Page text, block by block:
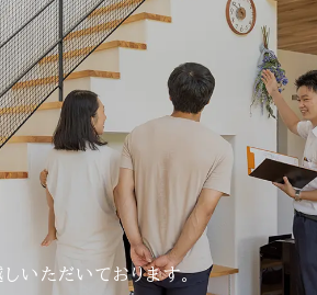
いただいております。